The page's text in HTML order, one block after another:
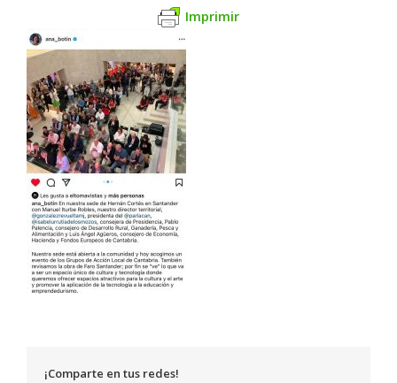
Imprimir
¡Comparte en tus redes!